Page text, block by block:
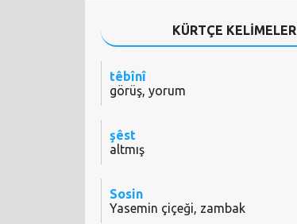
KÜRTÇE KELİMELER
têbînî
görüş, yorum
şêst
altmış
Sosin
Yasemin çiçeği, zambak